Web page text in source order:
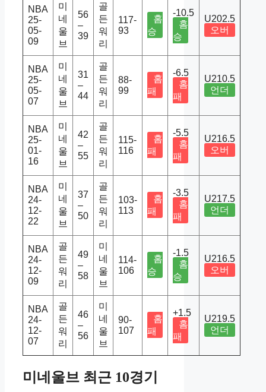
NBA
25-
05-
09
미
네
울
브
56
–
39
골
든
워
리
117-
93
홈
승
-10.5
홈
승
U202.5
오버
NBA
25-
05-
07
미
네
울
브
31
–
44
골
든
워
리
88-
99
홈
패
-6.5
홈
패
U210.5
언더
NBA
25-
01-
16
미
네
울
브
42
–
55
골
든
워
리
115-
116
홈
패
-5.5
홈
패
U216.5
오버
NBA
24-
12-
22
미
네
울
브
37
–
50
골
든
워
리
103-
113
홈
패
-3.5
홈
패
U217.5
언더
NBA
24-
12-
09
골
든
워
리
49
–
58
미
네
울
브
114-
106
홈
승
-1.5
홈
승
U216.5
오버
NBA
24-
12-
07
골
든
워
리
46
–
56
미
네
울
브
90-
107
홈
패
+1.5
홈
패
U219.5
언더
미네울브 최근 10경기